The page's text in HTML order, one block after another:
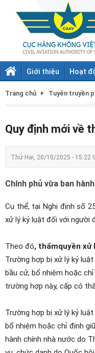
Giới thiệu Hoạt
Trang chủ Tuyên truyền
Quy định mới về
Thứ Hai, 20/10/2025 - 15:22
Chính phủ vừa ban
Cụ thể, tại Nghị định số
xử lý kỷ luật đối với người
Theo đó, thẩmquyền xử
Trường hợp bị xử lý kỷ
bầu cử, bổ nhiệm hoặc
trường hợp này, cấp có
Trường hợp bị xử lý kỷ
bổ nhiệm hoặc chỉ định
hành chính nhà nước do